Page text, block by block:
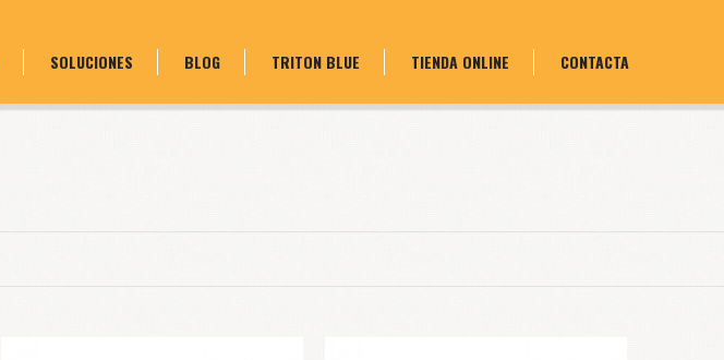
SOLUCIONES BLOG TRITON BLUE TIENDA ONLINE CONTACTA